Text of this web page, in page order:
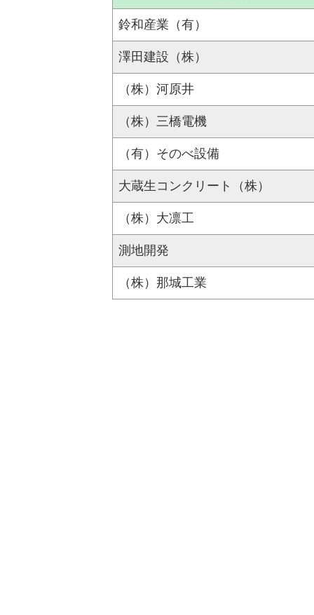
鈴和産業（有）
澤田建設（株）
（株）河原井
（株）三橋電機
（有）そのべ設備
大蔵生コンクリート（株）
（株）大凛工
測地開発
（株）那城工業